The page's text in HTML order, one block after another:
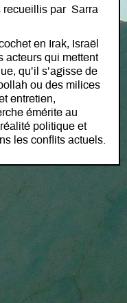
recueillis par Sarra
en Irak, Israël
acteurs qui mettent
qu’il s’agisse de
ou des milices
entretien,
émérite au
politique et
les conflits actuels.